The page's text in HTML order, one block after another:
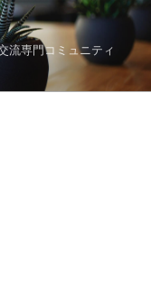
流専門コミュニティ